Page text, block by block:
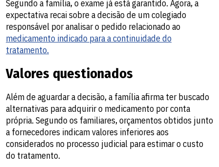
Segundo a família, o exame já está garantido. Agora, a
expectativa recai sobre a decisão de um colegiado
responsável por analisar o pedido relacionado ao
medicamento indicado para a continuidade do
tratamento.
Valores questionados
Além de aguardar a decisão, a família afirma ter buscado
alternativas para adquirir o medicamento por conta
própria. Segundo os familiares, orçamentos obtidos junto
a fornecedores indicam valores inferiores aos
considerados no processo judicial para estimar o custo
do tratamento.